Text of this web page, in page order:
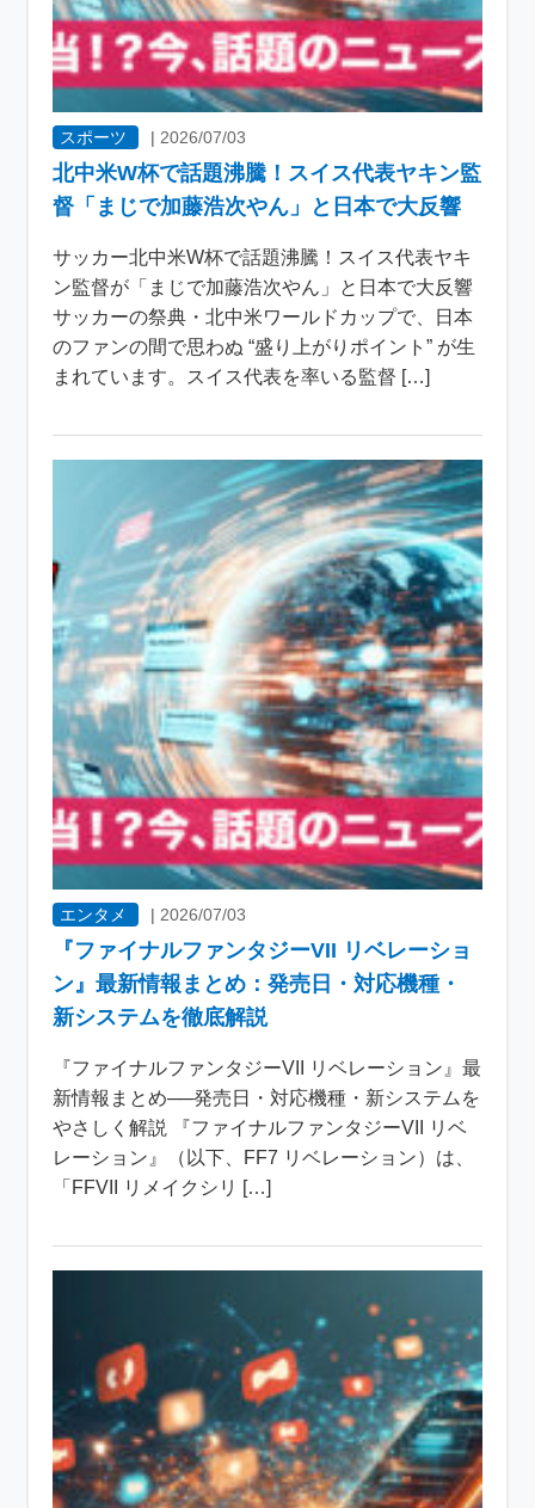
スポーツ |2026/07/03
北中米W杯で話題沸騰！スイス代表ヤキン監
督「まじで加藤浩次やん」と日本で大反響
サッカー北中米W杯で話題沸騰！スイス代表ヤキ
ン監督が「まじで加藤浩次やん」と日本で大反響
サッカーの祭典・北中米ワールドカップで、日本
のファンの間で思わぬ “盛り上がりポイント” が生
まれています。スイス代表を率いる監督 […]
エンタメ | 2026/07/03
『ファイナルファンタジーVII リベレーショ
ン』最新情報まとめ：発売日・対応機種・
新システムを徹底解説
『ファイナルファンタジーVII リベレーション』最
新情報まとめ──発売日・対応機種・新システムを
やさしく解説 『ファイナルファンタジーVII リベ
レーション』（以下、FF7 リベレーション）は、
「FFVII リメイクシリ […]